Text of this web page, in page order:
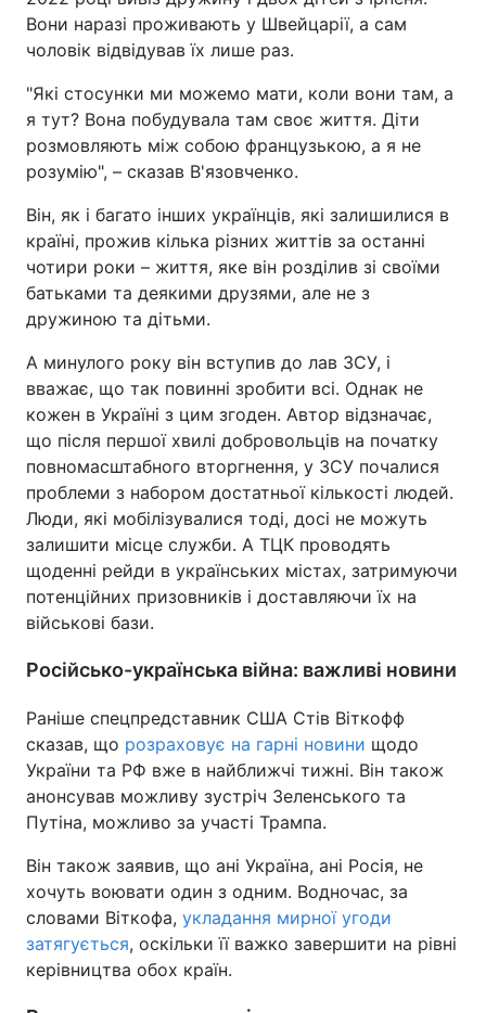
Вони наразі проживають у Швейцарії, а сам
чоловік відвідував їх лише раз.
"Які стосунки ми можемо мати, коли вони там, а
я тут? Вона побудувала там своє життя. Діти
розмовляють між собою французькою, а я не
розумію", – сказав В'язовченко.
Він, як і багато інших українців, які залишилися в
країні, прожив кілька різних життів за останні
чотири роки – життя, яке він розділив зі своїми
батьками та деякими друзями, але не з
дружиною та дітьми.
А минулого року він вступив до лав ЗСУ, і
вважає, що так повинні зробити всі. Однак не
кожен в Україні з цим згоден. Автор відзначає,
що після першої хвилі добровольців на початку
повномасштабного вторгнення, у ЗСУ почалися
проблеми з набором достатньої кількості людей.
Люди, які мобілізувалися тоді, досі не можуть
залишити місце служби. А ТЦК проводять
щоденні рейди в українських містах, затримуючи
потенційних призовників і доставляючи їх на
військові бази.
Російсько-українська війна: важливі новини
Раніше спецпредставник США Стів Віткофф
сказав, що розраховує на гарні новини щодо
України та РФ вже в найближчі тижні. Він також
анонсував можливу зустріч Зеленського та
Путіна, можливо за участі Трампа.
Він також заявив, що ані Україна, ані Росія, не
хочуть воювати один з одним. Водночас, за
словами Віткофа, укладання мирної угоди
затягується, оскільки її важко завершити на рівні
керівництва обох країн.